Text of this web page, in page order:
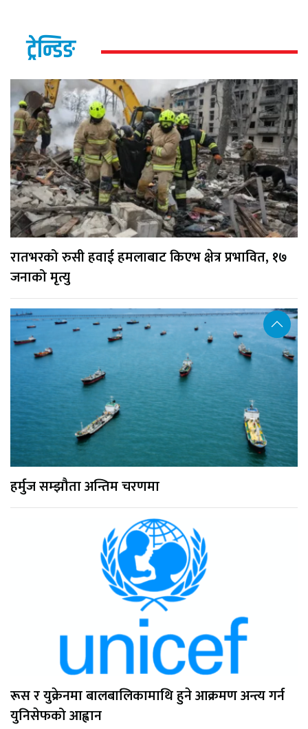
ट्रेन्डिङ
रातभरको रुसी हवाई हमलाबाट किएभ क्षेत्र प्रभावित, १७
जनाको मृत्यु
हर्मुज सम्झौता अन्तिम चरणमा
रूस र युक्रेनमा बालबालिकामाथि हुने आक्रमण अन्त्य गर्न
युनिसेफको आह्वान